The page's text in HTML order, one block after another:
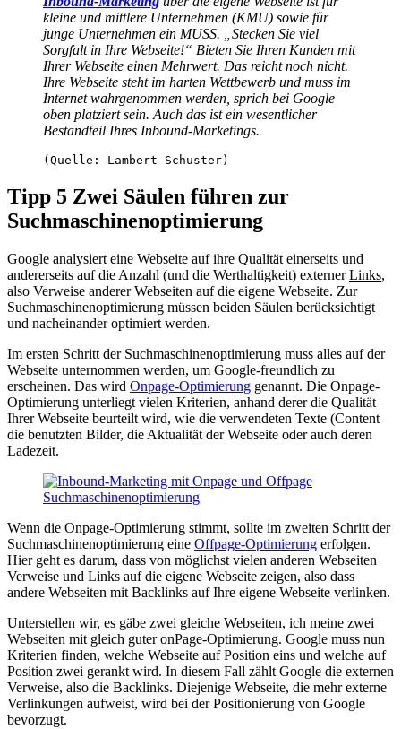
kleine und mittlere Unternehmen (KMU) sowie für
junge Unternehmen ein MUSS. „Stecken Sie viel
Sorgfalt in Ihre Webseite!“ Bieten Sie Ihren Kunden mit
Ihrer Webseite einen Mehrwert. Das reicht noch nicht.
Ihre Webseite steht im harten Wettbewerb und muss im
Internet wahrgenommen werden, sprich bei Google
oben platziert sein. Auch das ist ein wesentlicher
Bestandteil Ihres Inbound-Marketings.
(Quelle: Lambert Schuster)
Tipp 5 Zwei Säulen führen zur
Suchmaschinenoptimierung
Google analysiert eine Webseite auf ihre Qualität einerseits und
andererseits auf die Anzahl (und die Werthaltigkeit) externerLinks,
also Verweise anderer Webseiten auf die eigene Webseite. Zur
Suchmaschinenoptimierung müssen beiden Säulen berücksichtigt
und nacheinander optimiert werden.
Im ersten Schritt der Suchmaschinenoptimierung muss alles auf der
Webseite unternommen werden, um Google-freundlich zu
erscheinen. Das wird Onpage-Optimierung genannt. Die Onpage-
Optimierung unterliegt vielen Kriterien, anhand derer die Qualität
Ihrer Webseite beurteilt wird, wie die verwendeten Texte (Content
die benutzten Bilder, die Aktualität der Webseite oder auch deren
Ladezeit.
Wenn die Onpage-Optimierung stimmt, sollte im zweiten Schritt der
Suchmaschinenoptimierung eine Offpage-Optimierung erfolgen.
Hier geht es darum, dass von möglichst vielen anderen Webseiten
Verweise und Links auf die eigene Webseite zeigen, also dass
andere Webseiten mit Backlinks auf Ihre eigene Webseite verlinken.
Unterstellen wir, es gäbe zwei gleiche Webseiten, ich meine zwei
Webseiten mit gleich guter onPage-Optimierung. Google muss nun
Kriterien finden, welche Webseite auf Position eins und welche auf
Position zwei gerankt wird. In diesem Fall zählt Google die externen
Verweise, also die Backlinks. Diejenige Webseite, die mehr externe
Verlinkungen aufweist, wird bei der Positionierung von Google
bevorzugt.